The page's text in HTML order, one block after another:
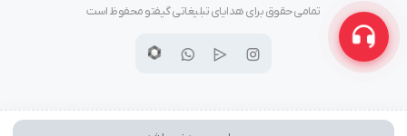
تمامی حقوق برای هدایای تبلیغاتی گیفتو محفوظ است